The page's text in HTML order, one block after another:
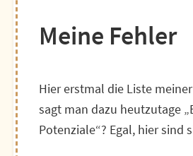
Meine Fehler
Hier erstmal die Liste
sagt man dazu heutzutage
Potenziale“? Egal, hier sind